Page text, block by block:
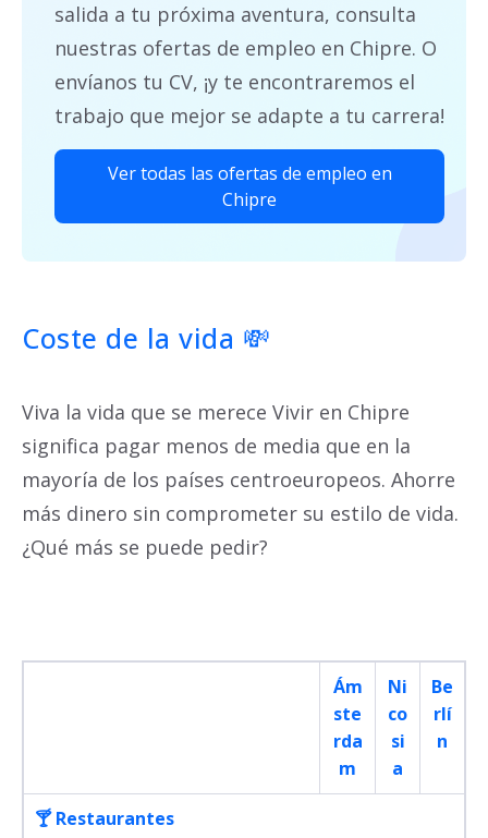
salida a tu próxima aventura, consulta
nuestras ofertas de empleo en Chipre. O
envíanos tu CV, ¡y te encontraremos el
trabajo que mejor se adapte a tu carrera!
Ver todas las ofertas de empleo en
Chipre
Coste de la vida 💸
Viva la vida que se merece Vivir en Chipre
significa pagar menos de media que en la
mayoría de los países centroeuropeos. Ahorre
más dinero sin comprometer su estilo de vida.
¿Qué más se puede pedir?
Ám
ste
rda
m
Ni
co
si
a
Be
rlí
n
🍸 Restaurantes